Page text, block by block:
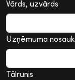
Vārds, uzvārds
Uzņēmuma
Tālrunis